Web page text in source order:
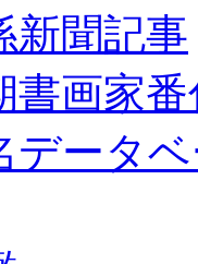
新聞記事
書画家
データ